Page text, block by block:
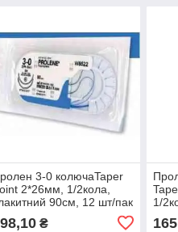
3-0 колючаTaper
2*26мм, 1/2кола,
90см, 12 шт/пак
₴
1/